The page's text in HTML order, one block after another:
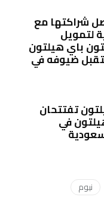
شراكتها مع
لتمويل
باي هيلتون
ضيوفه في
تفتتحان
في
نيوم